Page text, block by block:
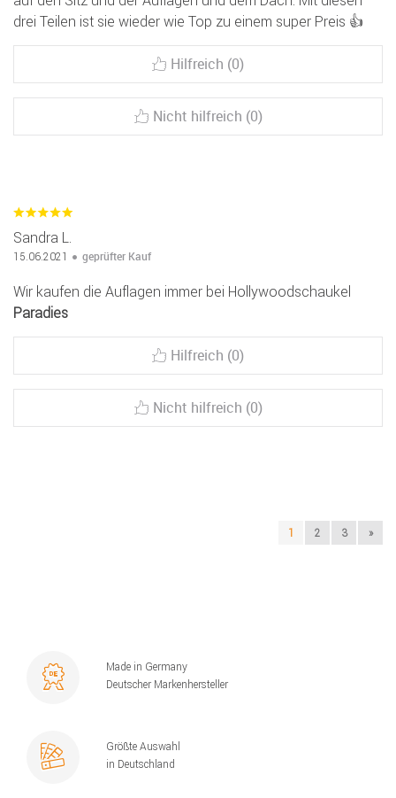
drei Teilen ist sie wieder wie Top zu einem super Preis 👍
Hilfreich (0)
Nicht hilfreich (0)
Sandra L.
15.06.2021 geprüfter Kauf
Wir kaufen die Auflagen immer bei Hollywoodschaukel
Paradies
Hilfreich (0)
Nicht hilfreich (0)
1 2 3 »
Made in Germany
Deutscher Markenhersteller
Größte Auswahl
in Deutschland